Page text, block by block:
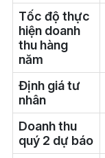
Tốc độ thực
hiện doanh
thu hàng
năm
Định giá tư
nhân
Doanh thu
quý 2 dự báo